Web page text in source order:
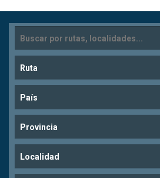
Ruta
País
Provincia
Localidad